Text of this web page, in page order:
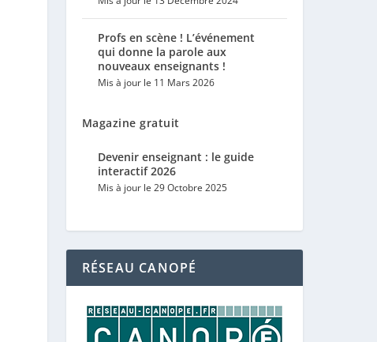
Profs en scène ! L’événement
qui donne la parole aux
nouveaux enseignants !
Mis à jour le 11 Mars 2026
Magazine gratuit
Devenir enseignant : le guide
interactif 2026
Mis à jour le 29 Octobre 2025
RÉSEAU CANOPÉ